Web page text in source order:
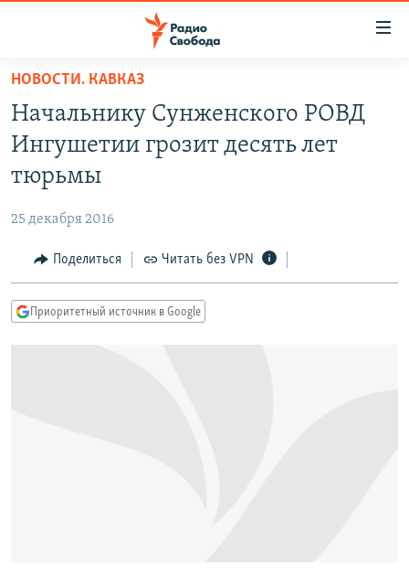
упрощенного
доступа
Вернуться
основному
Вернутся
Вернутся
АВТОРСКИЕ ПРОЕКТЫ
МНЕНИЯ
КУЛЬТУРА
КАВКАЗ.РЕАЛИИ
НОВОСТИ. КАВКАЗ
Начальнику Сунженского РОВД
Ингушетии грозит десять лет
тюрьмы
25 декабря 2016
Поделиться Читать без VPN
Приоритетный источник в Google